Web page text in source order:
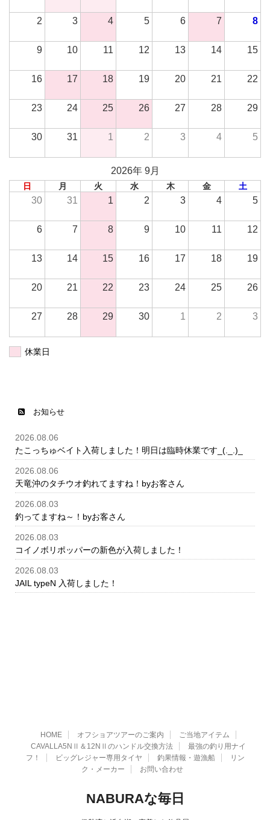
2 3 4 5 6 7 8
9 10 11 12 13 14 15
16 17 18 19 20 21 22
23 24 25 26 27 28 29
30 31 1 2 3 4 5
2026年 9月
日 月 火 水 木 金 土
30 31 1 2 3 4 5
6 7 8 9 10 11 12
13 14 15 16 17 18 19
20 21 22 23 24 25 26
27 28 29 30 1 2 3
休業日
お知らせ
2026.08.06
たこっちゅベイト入荷しました！明日は臨時休業です_(._.)_
2026.08.06
天竜沖のタチウオ釣れてますね！byお客さん
2026.08.03
釣ってますね～！byお客さん
2026.08.03
コイノボリポッパーの新色が入荷しました！
2026.08.03
JAIL typeN 入荷しました！
HOME オフショアツアーのご案内
ご当地アイテム
CAVALLA5NⅡ＆12NⅡのハンドル交換方法
最強の釣り用ナイ
フ！
ビッグレジャー専用タイヤ 釣果情報・遊漁船
リン
ク・メーカー
お問い合わせ
NABURAな毎日